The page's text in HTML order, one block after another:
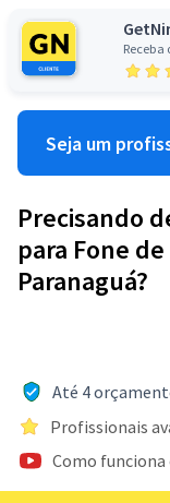
Receba
Seja um
Precisando
para Fone
Paranaguá?
Até 4
Profissionais
Como funciona